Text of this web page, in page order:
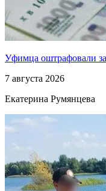
Уфимца оштрафовали
7 августа 2026
Екатерина Румянцева